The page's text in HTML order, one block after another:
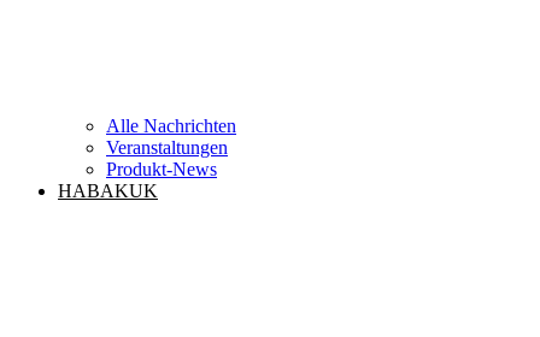
Alle Nachrichten
Veranstaltungen
Produkt-News
HABAKUK